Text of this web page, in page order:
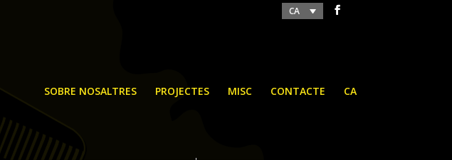
CA
SOBRE NOSALTRES PROJECTES MISC CONTACTE CA